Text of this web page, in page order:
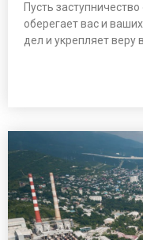
Пусть
оберегает вас и
дел и укрепляет веру